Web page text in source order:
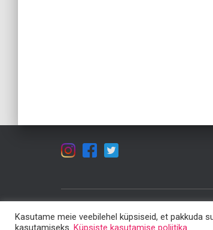
ÕPPEMATERJALID KUULA JA
Kasutame meie veebilehel küpsiseid, et pakkuda
kasutamiseks. Küpsiste kasutamise poliitika